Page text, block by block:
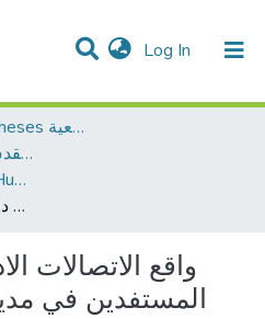
Log In (current)
& Collections
Dissertations & Theses الرسائل الجامعية
AQU Master Theses الرسائل الجامعية الخاصة بجامعة القدس
Institutional Building & Human Res. Dev. بناء مؤسسات وتنمية موارد بشرية
واقع الاتصالات الادارية وعلاقتها برضا المستفدين في مديريات داخلية جنوب الضفة الغربية
واقع الاتصالات
المستفدين في